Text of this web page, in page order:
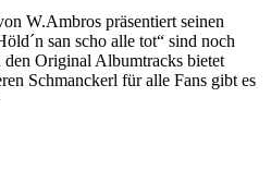
W.Ambros präsentiert seinen
san scho alle tot“ sind noch
den Original Albumtracks bietet
Schmanckerl für alle Fans gibt es